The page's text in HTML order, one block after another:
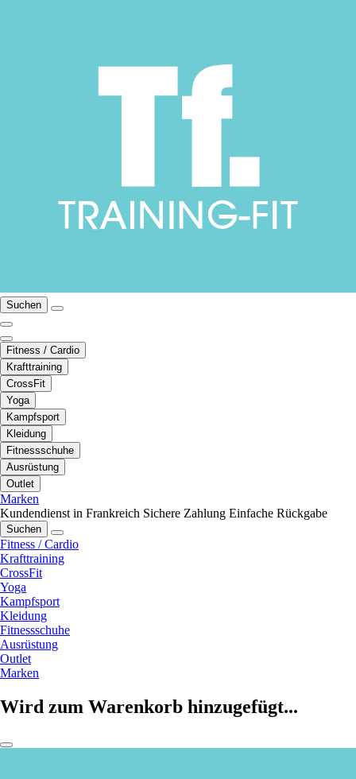
Suchen
Fitness / Cardio
Krafttraining
CrossFit
Yoga
Kampfsport
Kleidung
Fitnessschuhe
Ausrüstung
Outlet
Marken
Kundendienst in Frankreich Sichere Zahlung Einfache Rückgabe
Suchen
Fitness / Cardio
Krafttraining
CrossFit
Yoga
Kampfsport
Kleidung
Fitnessschuhe
Ausrüstung
Outlet
Marken
Wird zum Warenkorb hinzugefügt...